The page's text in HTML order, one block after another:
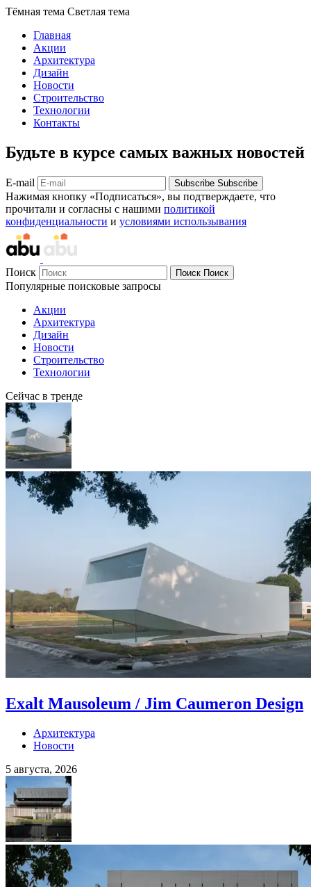
Тёмная тема Светлая тема
Главная
Акции
Архитектура
Дизайн
Новости
Строительство
Технологии
Контакты
Будьте в курсе самых важных новостей
E-mail Subscribe Subscribe
Нажимая кнопку «Подписаться», вы подтверждаете, что
прочитали и согласны с нашими политикой
конфиденциальности и условиями использывания
Поиск Поиск Поиск
Популярные поисковые запросы
Акции
Архитектура
Дизайн
Новости
Строительство
Технологии
Сейчас в тренде
Exalt Mausoleum / Jim Caumeron Design
Архитектура
Новости
5 августа, 2026